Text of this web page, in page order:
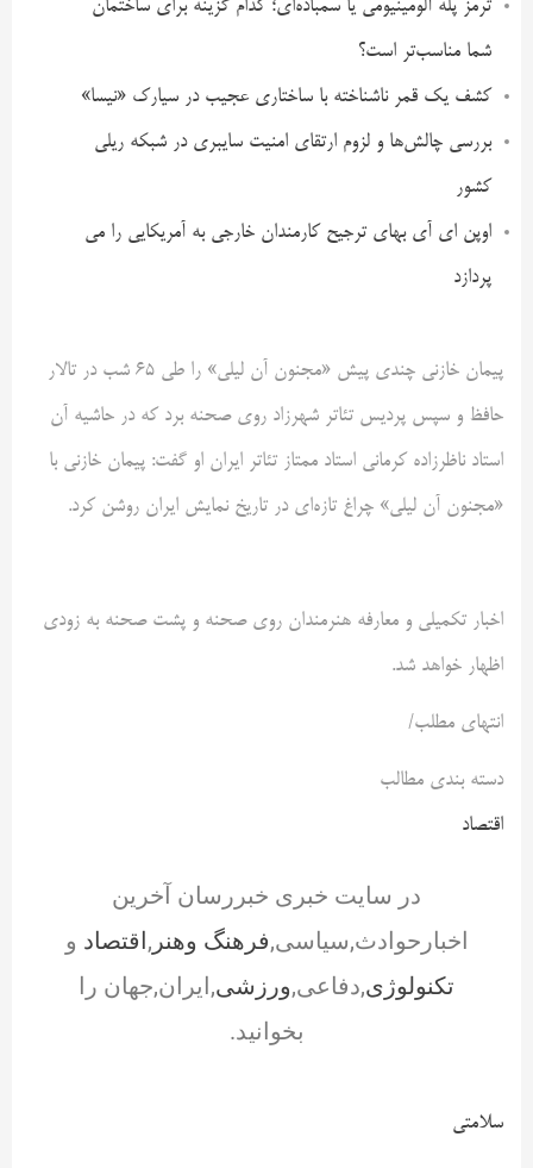
ترمز پله آلومینیومی یا سمباده‌ای؛ کدام گزینه برای ساختمان
شما مناسب‌تر است؟
کشف یک قمر ناشناخته با ساختاری عجیب در سیارک «نیسا»
بررسی چالش‌ها و لزوم ارتقای امنیت سایبری در شبکه ریلی
کشور
اوپن ای آی بهای ترجیح کارمندان خارجی به آمریکایی را می
پردازد
پیمان خازنی چندی پیش «مجنون آن لیلی» را طی 65 شب در تالار
حافظ و سپس پردیس تئاتر شهرزاد روی صحنه برد که در حاشیه آن
استاد ناظرزاده کرمانی استاد ممتاز تئاتر ایران او گفت: پیمان خازنی با
«مجنون آن لیلی» چراغ تازه‌ای در تاریخ نمایش ایران روشن کرد.
اخبار تکمیلی و معارفه هنرمندان روی صحنه و پشت صحنه به زودی
اظهار خواهد شد.
انتهای مطلب/
دسته بندی مطالب
اقتصاد
در سایت خبری خبررسان آخرین
اخبارحوادث,سیاسی,فرهنگ وهنر ,اقتصاد و
تکنولوژی,دفاعی,ورزشی,ایران,جهان را
بخوانید.
سلامتی